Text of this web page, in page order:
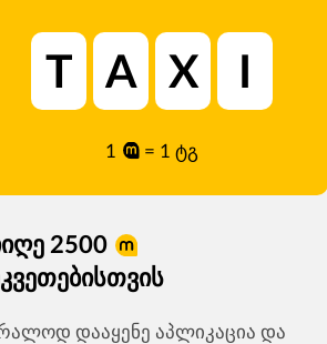
T A X
1 = 1 ტგ
2500
დააყენე აპლიკაცია და